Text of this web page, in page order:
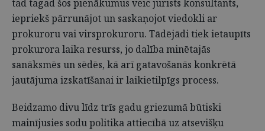
tad tagad šos pienākumus veic jurists konsultants,
iepriekš pārrunājot un saskaņojot viedokli ar
prokuroru vai virsprokuroru. Tādējādi tiek ietaupīts
prokurora laika resurss, jo dalība minētajās
sanāksmēs un sēdēs, kā arī gatavošanās konkrētā
jautājuma izskatīšanai ir laikietilpīgs process.
Beidzamo divu līdz trīs gadu griezumā būtiski
mainījusies sodu politika attiecībā uz atsevišķu